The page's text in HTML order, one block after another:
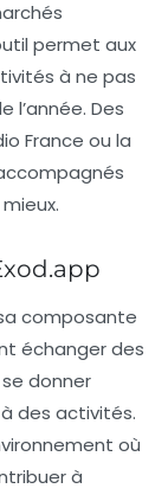
permet aux
à ne pas
l’année. Des
France ou la
composante
échanger des
donner
des activités.
où
à